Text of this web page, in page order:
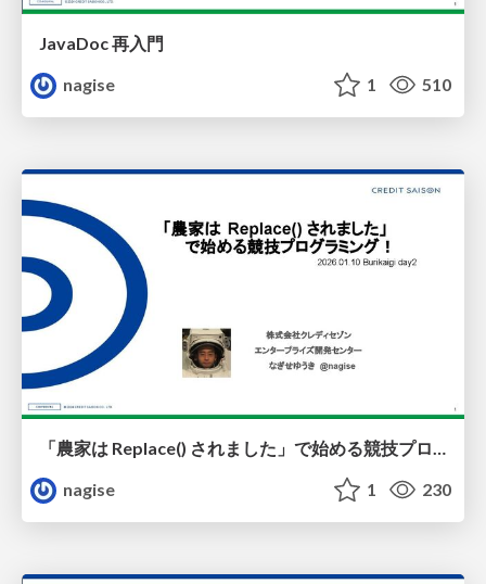
JavaDoc 再入門
nagise
1 510
nagise
1 230